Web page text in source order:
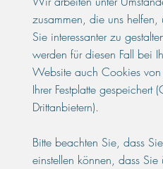
zusammen, die uns helfen,
Sie interessanter zu
werden für diesen Fall bei
Website auch Cookies von
Ihrer Festplatte gespeichert
Drittanbietern).
Bitte beachten Sie, dass
einstellen können, dass